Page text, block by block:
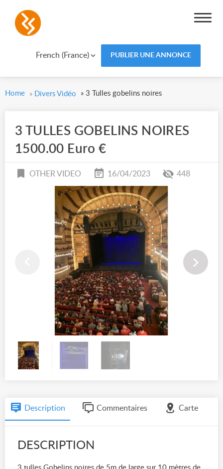
French (France) PUBLIER UNE ANNONCE
Home » Divers Vidéo » 3 Tulles gobelins noires
3 TULLES GOBELINS NOIRES
1500.00 Euro €
OTHER VIDEO 16/04/2023 448
Description Commentaires Carte
DESCRIPTION